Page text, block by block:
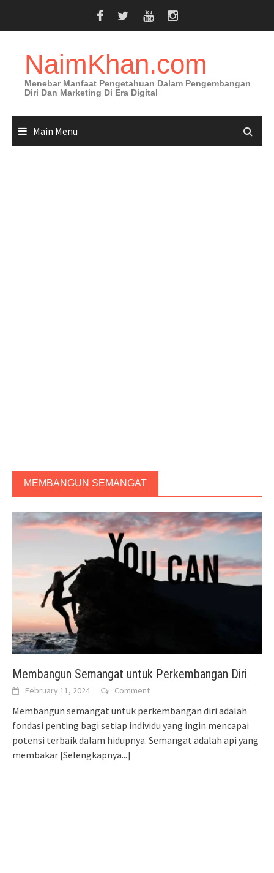
NaimKhan.com
Menebar Manfaat Pengetahuan Dalam Pengembangan
Diri Dan Marketing Di Era Digital
Main Menu
MEMBANGUN SEMANGAT
Membangun Semangat untuk Perkembangan Diri
February 11, 2024 Comment
Membangun semangat untuk perkembangan diri adalah
fondasi penting bagi setiap individu yang ingin mencapai
potensi terbaik dalam hidupnya. Semangat adalah api yang
membakar [Selengkapnya...]